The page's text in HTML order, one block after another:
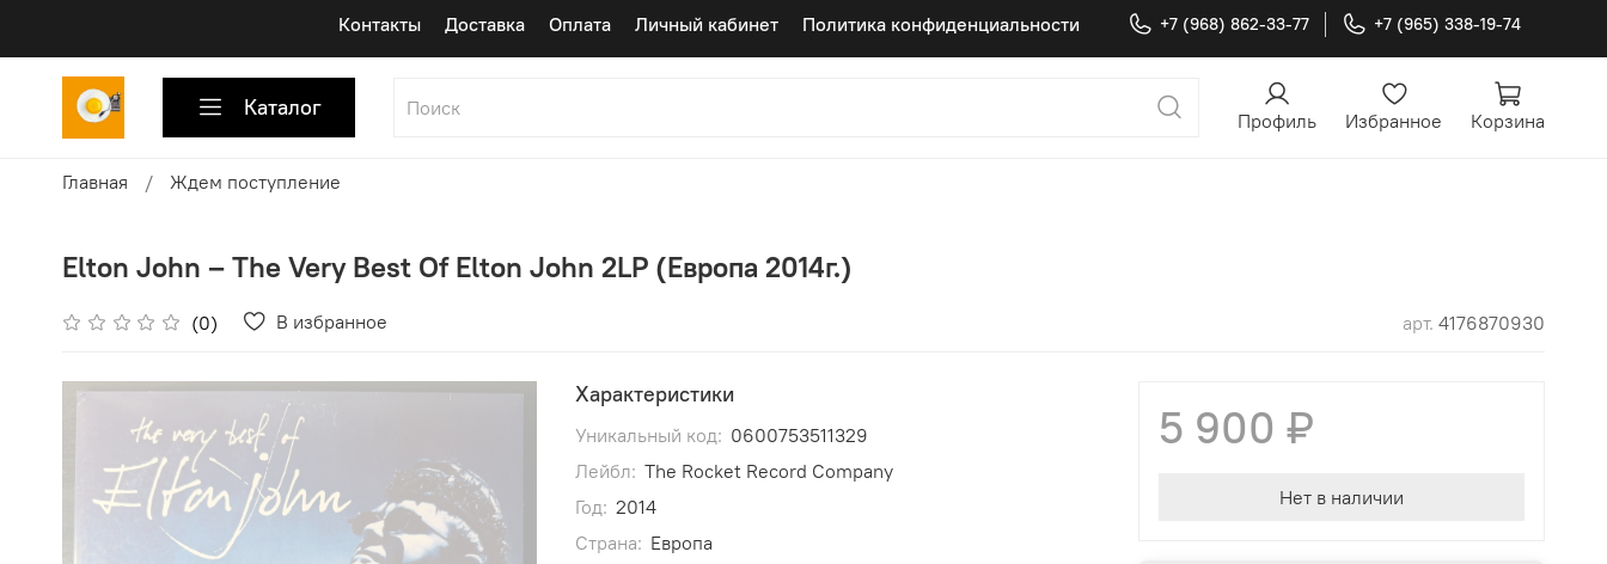
Контакты Доставка Оплата Личный кабинет Политика конфиденциальности +7 (968) 862-33-77 +7 (965) 338-19-74
Каталог Профиль Избранное Корзина
Главная Ждем поступление
Elton John ‎– The Very Best Of Elton John 2LP (Европа 2014г.)
(0) В избранное арт. 4176870930
Характеристики
Уникальный код: 0600753511329
Лейбл: The Rocket Record Company
Год: 2014
Страна: Европа
5 900 ₽
Нет в наличии